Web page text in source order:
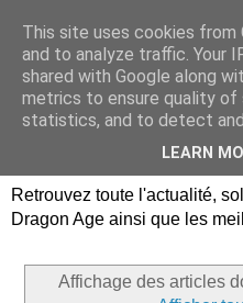
Dragon Age
Guides,
les jeux
Retrouvez toute l'actualité,
Dragon Age ainsi que les
Affichage des articles
This site uses cookies
and to analyze traffic. Your
shared with Google along
metrics to ensure quality of
statistics, and to detect
LEARN